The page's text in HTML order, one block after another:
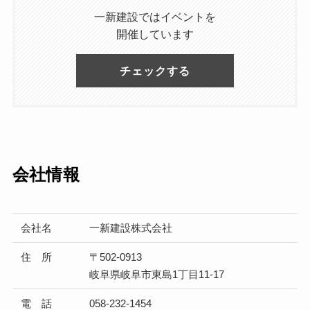
一新建設ではイベントを
開催しています
チェックする
会社情報
会社名 一新建設株式会社
住 所
〒502-0913
岐阜県岐阜市東島1丁目11-17
電 話 058-232-1454